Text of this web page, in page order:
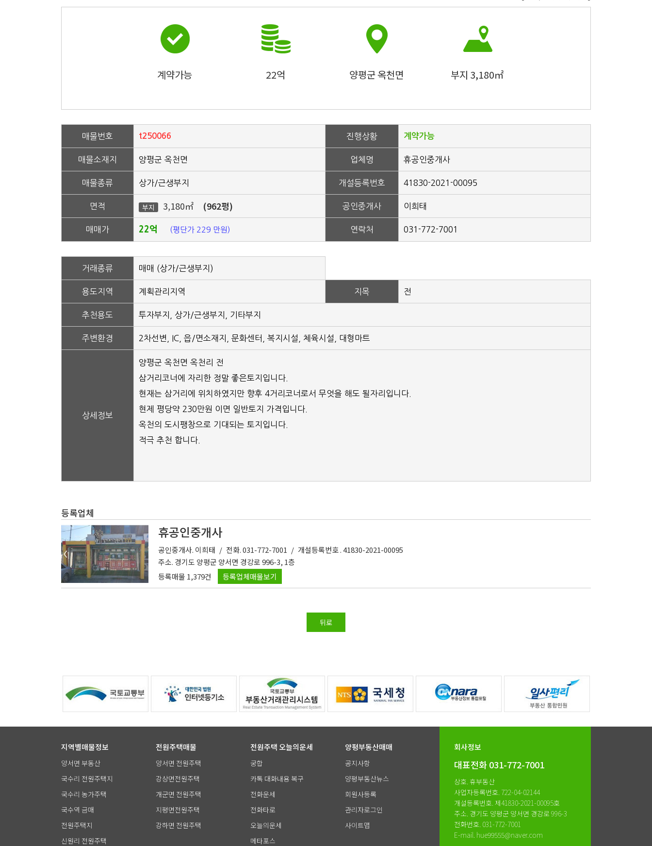
계약가능 22억 양평군 옥천면 부지 3,180㎡
매물번호 t250066 진행상황 계약가능
매물소재지 양평군 옥천면 업체명 휴공인중개사
매물종류 상가/근생부지 개설등록번호 41830-2021-00095
면적 부지 3,180㎡ (962평) 공인중개사 이희태
매매가 22억 (평단가 229 만원) 연락처 031-772-7001
거래종류 매매 (상가/근생부지)
용도지역 계획관리지역 지목 전
추천용도 투자부지, 상가/근생부지, 기타부지
주변환경 2차선변, IC, 읍/면소재지, 문화센터, 복지시설, 체육시설, 대형마트
상세정보
양평군 옥천면 옥천리 전
삼거리코너에 자리한 정말 좋은토지입니다.
현재는 삼거리에 위치하였지만 향후 4거리코너로서 무엇을 해도 될자리입니다.
현제 평당약 230만원 이면 일반토지 가격입니다.
옥천의 도시팽창으로 기대되는 토지입니다.
적극 추천 합니다.
등록업체
휴공인중개사
공인중개사. 이희태 / 전화. 031-772-7001 / 개설등록번호 . 41830-2021-00095
주소. 경기도 양평군 양서면 경강로 996-3, 1층
등록매물 1,379건
등록업체매물보기
지역별매물정보
양서면 부동산
국수리 전원주택지
국수리 농가주택
국수역 금매
전원주택지
신원리 전원주택
전원주택매물
양서면 전원주택
강상면전원주택
개군면 전원주택
지평면전원주택
강하면 전원주택
전원주택 오늘의운세
궁합
카톡 대화내용 복구
전화운세
전화타로
오늘의운세
메타포스
양평부동산매매
공지사항
양평부동산뉴스
회원사등록
관리자로그인
사이트맵
회사정보
대표전화031-772-7001
상호. 휴부동산
사업자등록번호. 722-04-02144
개설등록번호. 제41830-2021-00095호
주소. 경기도 양평군 양서면 경강로 996-3
전화번호. 031-772-7001
E-mail. hue99555@naver.com